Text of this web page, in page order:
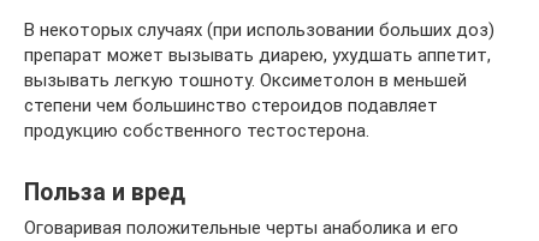
В некоторых случаях (при использовании больших доз)
препарат может вызывать диарею, ухудшать аппетит,
вызывать легкую тошноту. Оксиметолон в меньшей
степени чем большинство стероидов подавляет
продукцию собственного тестостерона.
Польза и вред
Оговаривая положительные черты анаболика и его